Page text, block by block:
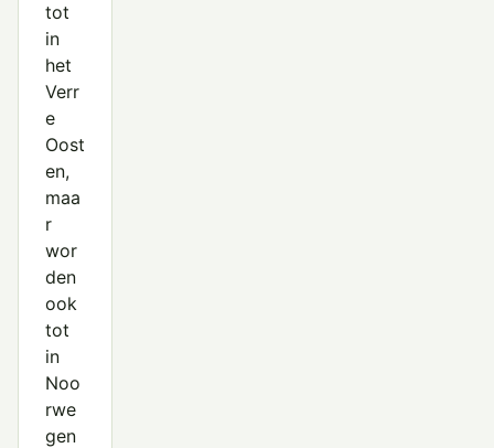
tot
in
het
Verr
e
Oost
en,
maa
r
wor
den
ook
tot
in
Noo
rwe
gen